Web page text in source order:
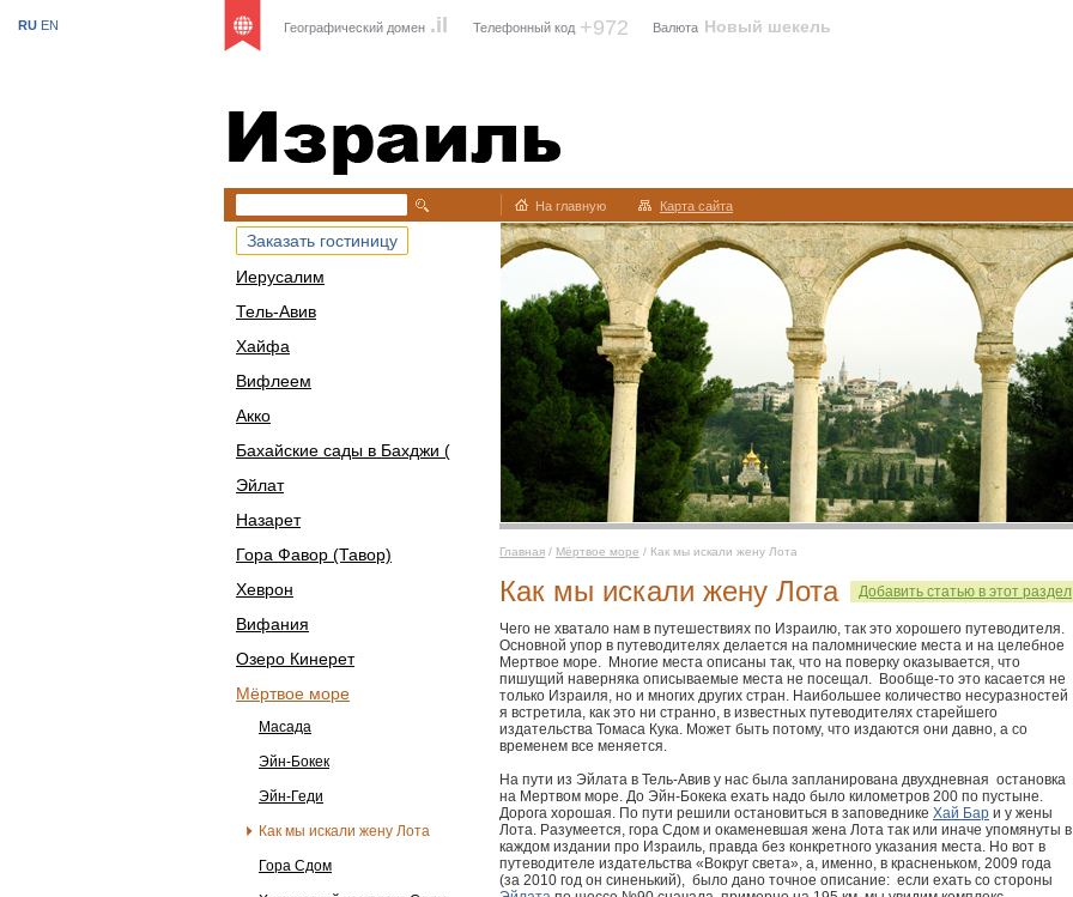
Израиль
Географический домен .il Телефонный код +972 Валюта Новый шекель
RU EN
На главную Карта сайта
Заказать гостиницу
Иерусалим
Тель-Авив
Хайфа
Вифлеем
Акко
Бахайские сады в Бахджи (
Эйлат
Назарет
Гора Фавор (Тавор)
Хеврон
Вифания
Озеро Кинерет
Мёртвое море
Масада
Эйн-Бокек
Эйн-Геди
Как мы искали жену Лота
Гора Сдом
Главная / Мёртвое море / Как мы искали жену Лота
Как мы искали жену Лота Добавить статью в этот раздел
Чего не хватало нам в путешествиях по Израилю, так это хорошего путеводителя.
Основной упор в путеводителях делается на паломнические места и на целебное
Мертвое море. Многие места описаны так, что на поверку оказывается, что
пишущий наверняка описываемые места не посещал. Вообще-то это касается не
только Израиля, но и многих других стран. Наибольшее количество несуразностей
я встретила, как это ни странно, в известных путеводителях старейшего
издательства Томаса Кука. Может быть потому, что издаются они давно, а со
временем все меняется.
На пути из Эйлата в Тель-Авив у нас была запланирована двухдневная остановка
на Мертвом море. До Эйн-Бокека ехать надо было километров 200 по пустыне.
Дорога хорошая. По пути решили остановиться в заповеднике Хай Бар и у жены
Лота. Разумеется, гора Сдом и окаменевшая жена Лота так или иначе упомянуты в
каждом издании про Израиль, правда без конкретного указания места. Но вот в
путеводителе издательства «Вокруг света», а, именно, в красненьком, 2009 года
(за 2010 год он синенький), было дано точное описание: если ехать со стороны